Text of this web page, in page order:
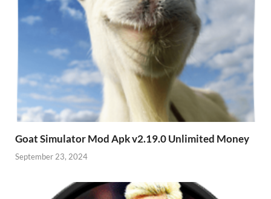
Goat Simulator Mod Apk v2.19.0 Unlimited Money
September 23, 2024